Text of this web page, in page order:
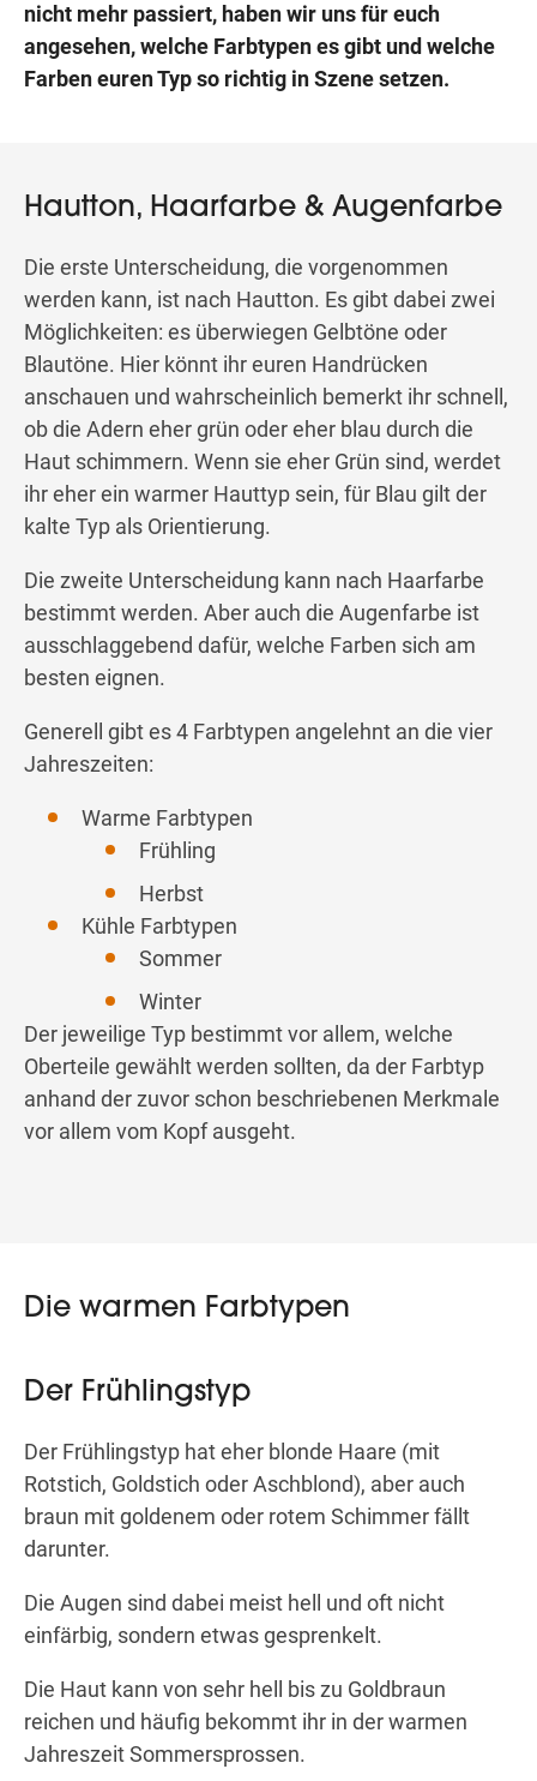
nicht mehr passiert, haben wir uns für euch
angesehen, welche Farbtypen es gibt und welche
Farben euren Typ so richtig in Szene setzen.
Hautton, Haarfarbe & Augenfarbe
Die erste Unterscheidung, die vorgenommen
werden kann, ist nach Hautton. Es gibt dabei zwei
Möglichkeiten: es überwiegen Gelbtöne oder
Blautöne. Hier könnt ihr euren Handrücken
anschauen und wahrscheinlich bemerkt ihr schnell,
ob die Adern eher grün oder eher blau durch die
Haut schimmern. Wenn sie eher Grün sind, werdet
ihr eher ein warmer Hauttyp sein, für Blau gilt der
kalte Typ als Orientierung.
Die zweite Unterscheidung kann nach Haarfarbe
bestimmt werden. Aber auch die Augenfarbe ist
ausschlaggebend dafür, welche Farben sich am
besten eignen.
Generell gibt es 4 Farbtypen angelehnt an die vier
Jahreszeiten:
Warme Farbtypen
Frühling
Herbst
Kühle Farbtypen
Sommer
Winter
Der jeweilige Typ bestimmt vor allem, welche
Oberteile gewählt werden sollten, da der Farbtyp
anhand der zuvor schon beschriebenen Merkmale
vor allem vom Kopf ausgeht.
Die warmen Farbtypen
Der Frühlingstyp
Der Frühlingstyp hat eher blonde Haare (mit
Rotstich, Goldstich oder Aschblond), aber auch
braun mit goldenem oder rotem Schimmer fällt
darunter.
Die Augen sind dabei meist hell und oft nicht
einfärbig, sondern etwas gesprenkelt.
Die Haut kann von sehr hell bis zu Goldbraun
reichen und häufig bekommt ihr in der warmen
Jahreszeit Sommersprossen.